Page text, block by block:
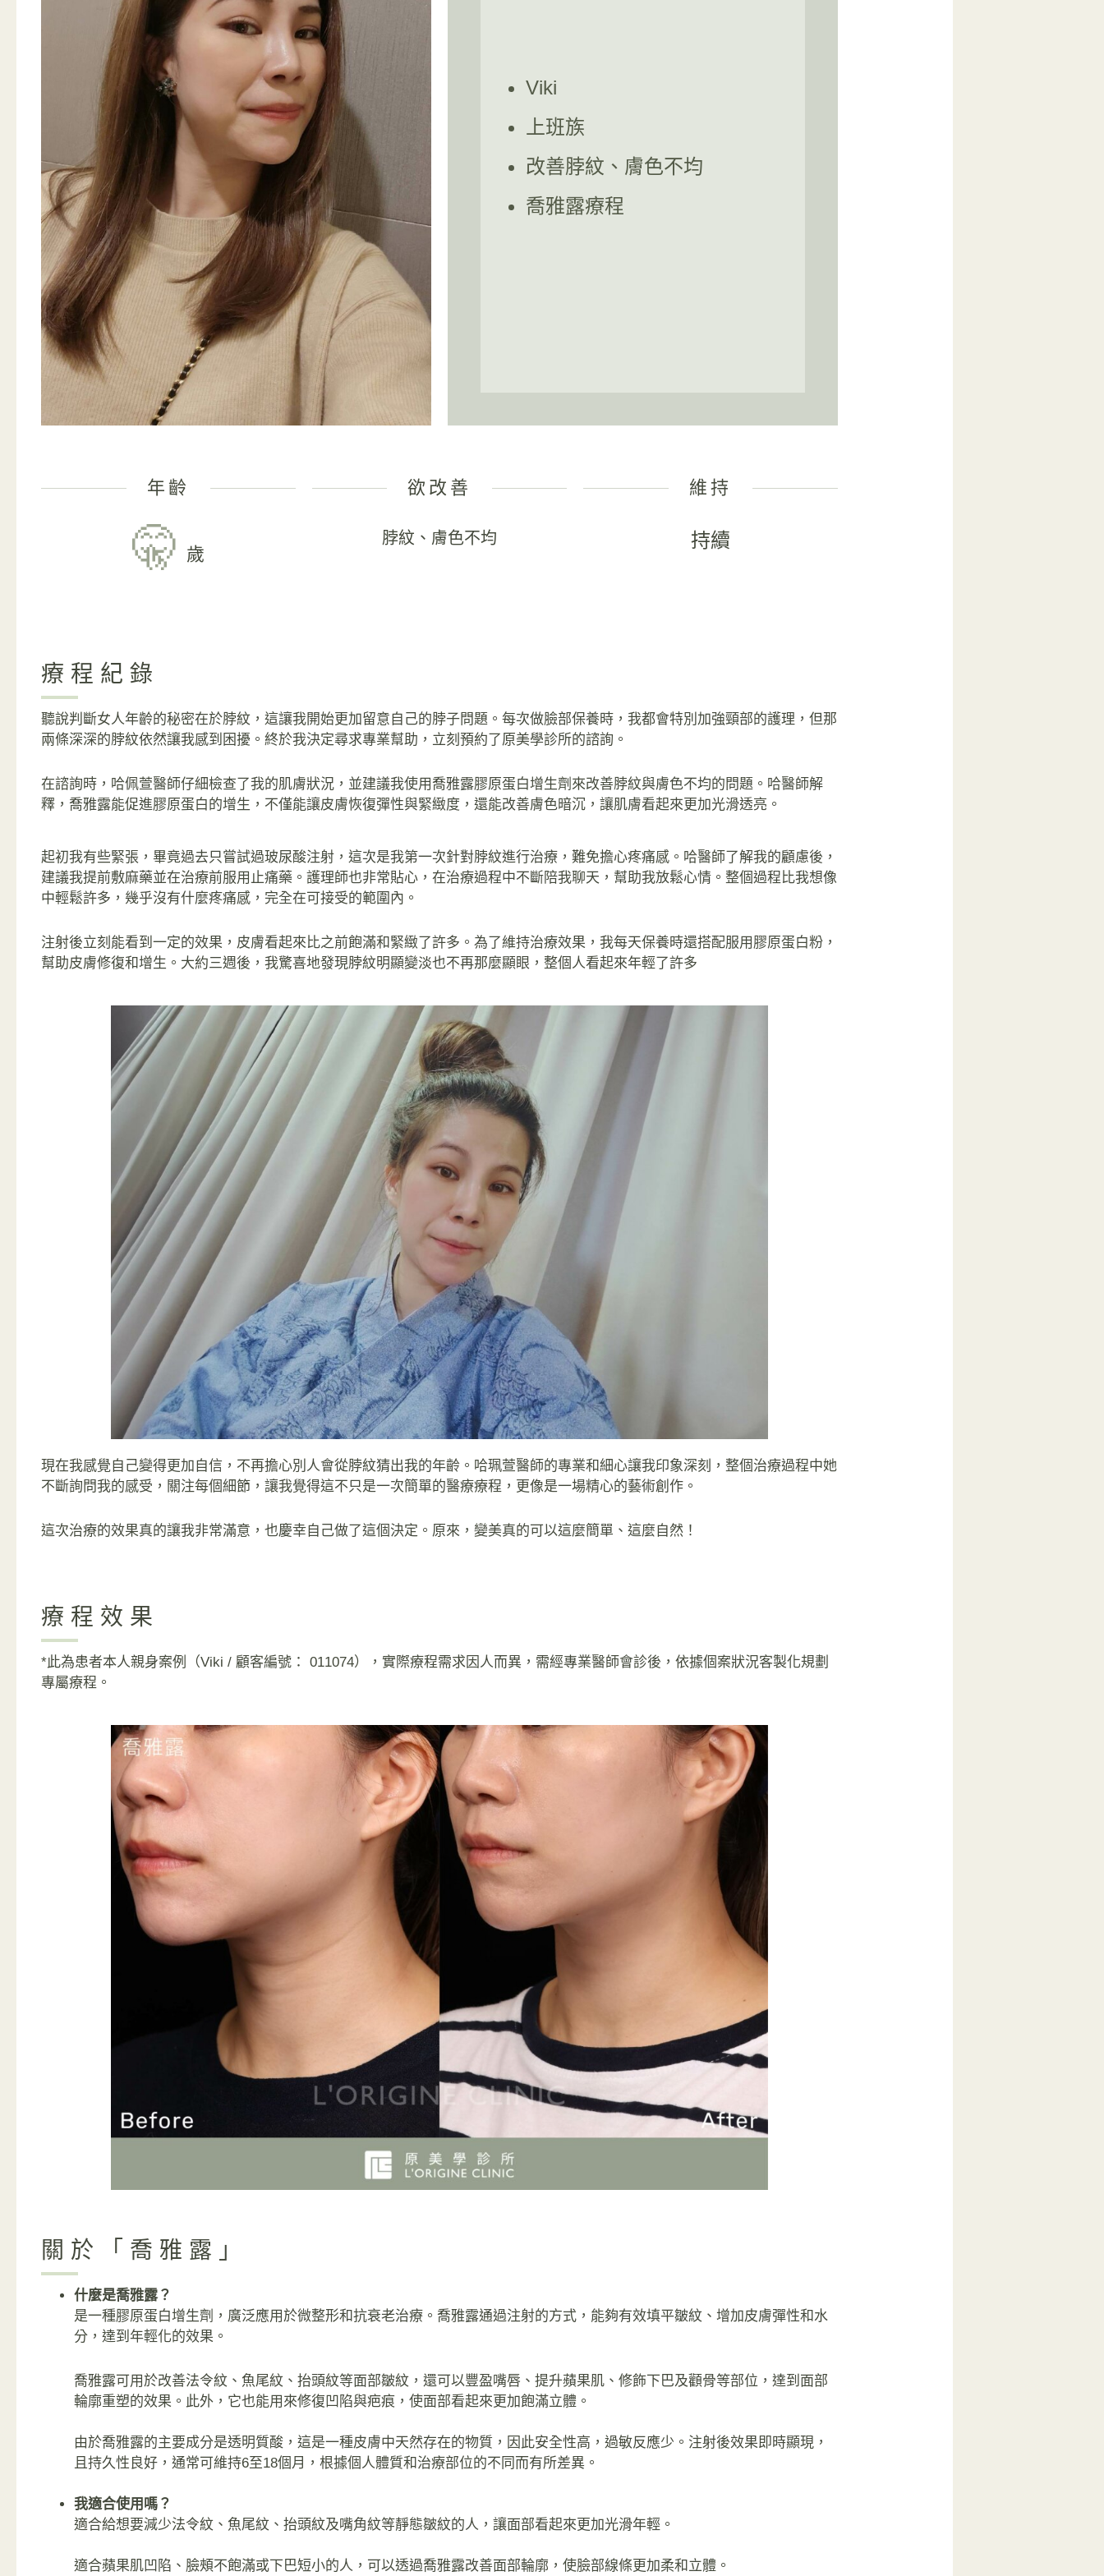
Viki
上班族
改善脖紋、膚色不均
喬雅露療程
年齡
🤫 歲
欲改善
脖紋、膚色不均
維持
持續
療程紀錄
聽說判斷女人年齡的秘密在於脖紋，這讓我開始更加留意自己的脖子問題。每次做臉部保養時，我都會特別加強頸部的護理，但那
兩條深深的脖紋依然讓我感到困擾。終於我決定尋求專業幫助，立刻預約了原美學診所的諮詢。
在諮詢時，哈佩萱醫師仔細檢查了我的肌膚狀況，並建議我使用喬雅露膠原蛋白增生劑來改善脖紋與膚色不均的問題。哈醫師解
釋，喬雅露能促進膠原蛋白的增生，不僅能讓皮膚恢復彈性與緊緻度，還能改善膚色暗沉，讓肌膚看起來更加光滑透亮。
起初我有些緊張，畢竟過去只嘗試過玻尿酸注射，這次是我第一次針對脖紋進行治療，難免擔心疼痛感。哈醫師了解我的顧慮後，
建議我提前敷麻藥並在治療前服用止痛藥。護理師也非常貼心，在治療過程中不斷陪我聊天，幫助我放鬆心情。整個過程比我想像
中輕鬆許多，幾乎沒有什麼疼痛感，完全在可接受的範圍內。
注射後立刻能看到一定的效果，皮膚看起來比之前飽滿和緊緻了許多。為了維持治療效果，我每天保養時還搭配服用膠原蛋白粉，
幫助皮膚修復和增生。大約三週後，我驚喜地發現脖紋明顯變淡也不再那麼顯眼，整個人看起來年輕了許多
現在我感覺自己變得更加自信，不再擔心別人會從脖紋猜出我的年齡。哈珮萱醫師的專業和細心讓我印象深刻，整個治療過程中她
不斷詢問我的感受，關注每個細節，讓我覺得這不只是一次簡單的醫療療程，更像是一場精心的藝術創作。
這次治療的效果真的讓我非常滿意，也慶幸自己做了這個決定。原來，變美真的可以這麼簡單、這麼自然！
療程效果
*此為患者本人親身案例（Viki / 顧客編號： 011074），實際療程需求因人而異，需經專業醫師會診後，依據個案狀況客製化規劃
專屬療程。
關於「喬雅露」
什麼是喬雅露？
是一種膠原蛋白增生劑，廣泛應用於微整形和抗衰老治療。喬雅露通過注射的方式，能夠有效填平皺紋、增加皮膚彈性和水
分，達到年輕化的效果。
喬雅露可用於改善法令紋、魚尾紋、抬頭紋等面部皺紋，還可以豐盈嘴唇、提升蘋果肌、修飾下巴及顴骨等部位，達到面部
輪廓重塑的效果。此外，它也能用來修復凹陷與疤痕，使面部看起來更加飽滿立體。
由於喬雅露的主要成分是透明質酸，這是一種皮膚中天然存在的物質，因此安全性高，過敏反應少。注射後效果即時顯現，
且持久性良好，通常可維持6至18個月，根據個人體質和治療部位的不同而有所差異。
我適合使用嗎？
適合給想要減少法令紋、魚尾紋、抬頭紋及嘴角紋等靜態皺紋的人，讓面部看起來更加光滑年輕。
適合蘋果肌凹陷、臉頰不飽滿或下巴短小的人，可以透過喬雅露改善面部輪廓，使臉部線條更加柔和立體。